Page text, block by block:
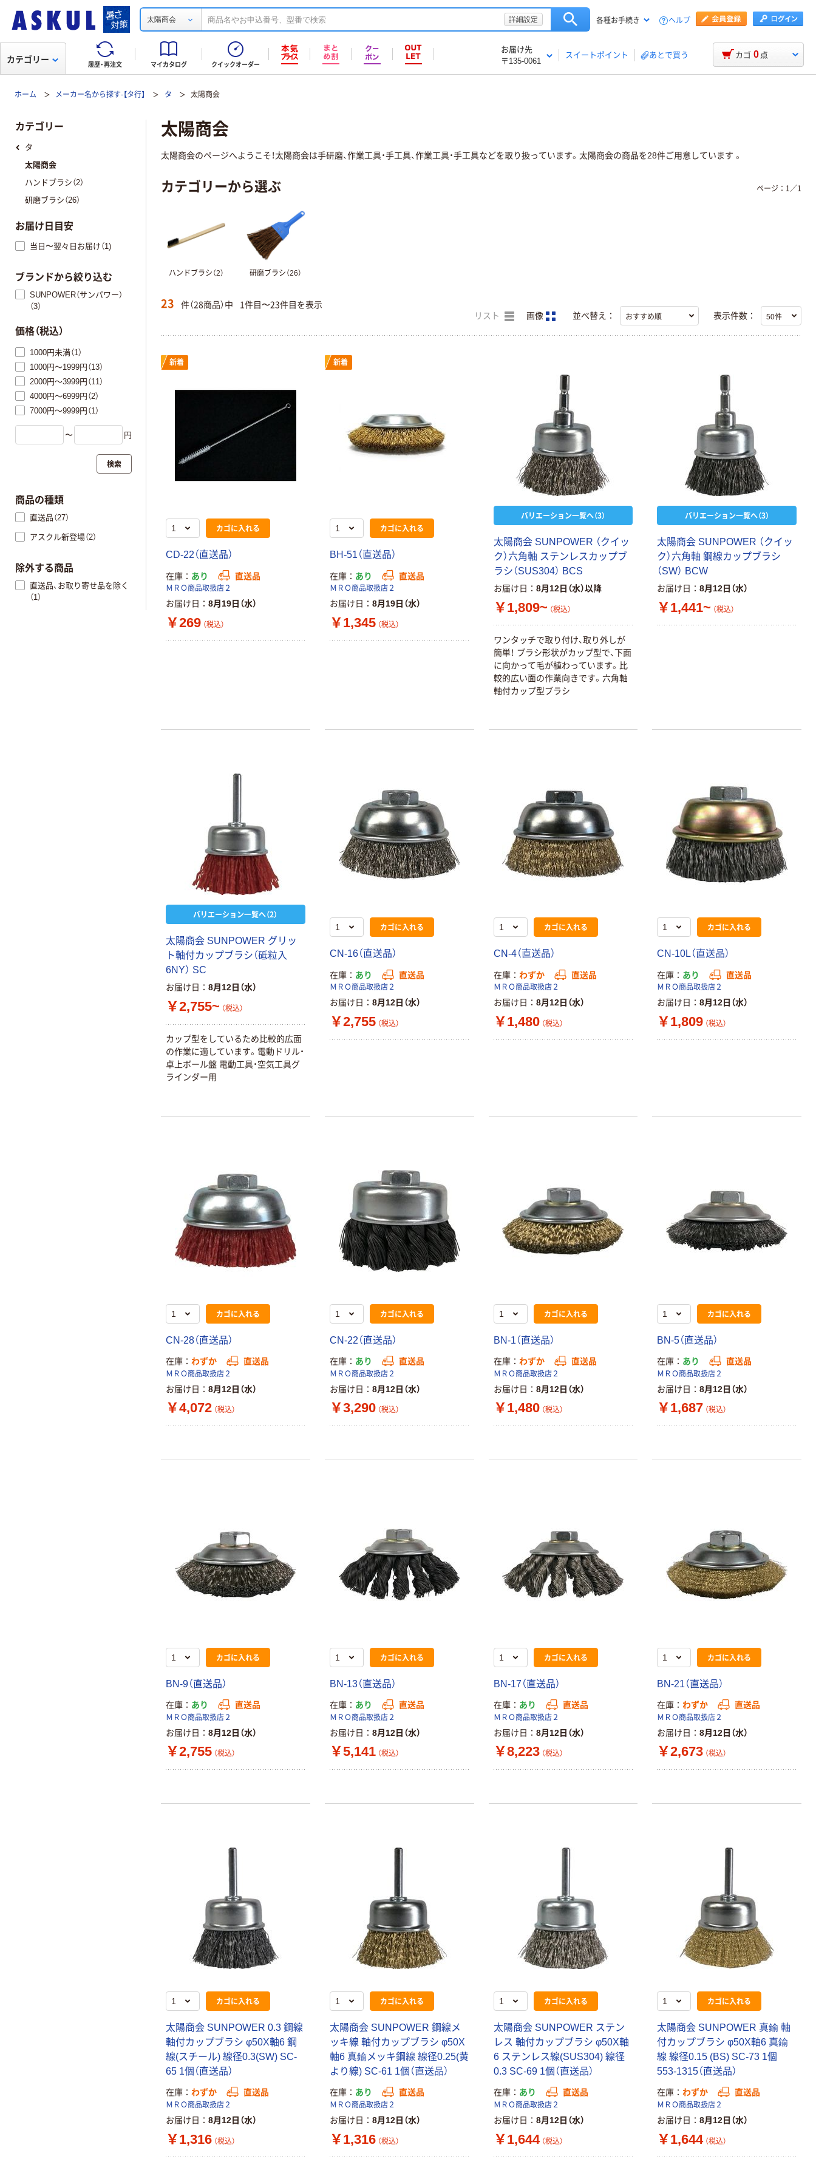
太陽商会 詳細設定 各種お手続き ヘルプ
履歴・再注文 マイカタログ クイックオーダー
お届け先
〒135-0061
スイートポイント あとで買う
カテゴリー カゴ 0 点
ホーム メーカー名から探す-【タ行】 タ 太陽商会
太陽商会
太陽商会のページへようこそ！太陽商会は手研磨、作業工具・手工具、作業工具・手工具などを取り扱っています。太陽商会の商品を28件ご用意しています 。
カテゴリーから選ぶ
ハンドブラシ（2） 研磨ブラシ（26）
ページ： 1 ／1
23 件（28商品）中 1件目〜23件目を表示
リスト 画像 並べ替え： 表示件数：
新着
カゴに入れる
CD-22（直送品）
在庫 あり 直送品
ＭＲＯ商品取扱店２
お届け日 8月19日（水）
￥269 （税込）
新着
カゴに入れる
BH-51（直送品）
在庫 あり 直送品
ＭＲＯ商品取扱店２
お届け日 8月19日（水）
￥1,345 （税込）
バリエーション一覧へ（3）
太陽商会 SUNPOWER （クイッ
ク）六角軸 ステンレスカップブ
ラシ（SUS304） BCS
お届け日 8月12日（水）以降
￥1,809~ （税込）
ワンタッチで取り付け、取り外しが
簡単！ ブラシ形状がカップ型で、下面
に向かって毛が植わっています。比
較的広い面の作業向きです。六角軸
軸付カップ型ブラシ
バリエーション一覧へ（3）
太陽商会 SUNPOWER （クイッ
ク）六角軸 鋼線カップブラシ
（SW） BCW
お届け日 8月12日（水）
￥1,441~ （税込）
バリエーション一覧へ（2）
太陽商会 SUNPOWER グリッ
ト軸付カップブラシ（砥粒入
6NY） SC
お届け日 8月12日（水）
￥2,755~ （税込）
カップ型をしているため比較的広面
の作業に適しています。電動ドリル・
卓上ボール盤 電動工具・空気工具グ
ラインダー用
カゴに入れる
CN-16（直送品）
在庫 あり 直送品
ＭＲＯ商品取扱店２
お届け日 8月12日（水）
￥2,755 （税込）
カゴに入れる
CN-4（直送品）
在庫 わずか 直送品
ＭＲＯ商品取扱店２
お届け日 8月12日（水）
￥1,480 （税込）
カゴに入れる
CN-10L（直送品）
在庫 あり 直送品
ＭＲＯ商品取扱店２
お届け日 8月12日（水）
￥1,809 （税込）
カゴに入れる
CN-28（直送品）
在庫 わずか 直送品
ＭＲＯ商品取扱店２
お届け日 8月12日（水）
￥4,072 （税込）
カゴに入れる
CN-22（直送品）
在庫 あり 直送品
ＭＲＯ商品取扱店２
お届け日 8月12日（水）
￥3,290 （税込）
カゴに入れる
BN-1（直送品）
在庫 わずか 直送品
ＭＲＯ商品取扱店２
お届け日 8月12日（水）
￥1,480 （税込）
カゴに入れる
BN-5（直送品）
在庫 あり 直送品
ＭＲＯ商品取扱店２
お届け日 8月12日（水）
￥1,687 （税込）
カゴに入れる
BN-9（直送品）
在庫 あり 直送品
ＭＲＯ商品取扱店２
お届け日 8月12日（水）
￥2,755 （税込）
カゴに入れる
BN-13（直送品）
在庫 あり 直送品
ＭＲＯ商品取扱店２
お届け日 8月12日（水）
￥5,141 （税込）
カゴに入れる
BN-17（直送品）
在庫 あり 直送品
ＭＲＯ商品取扱店２
お届け日 8月12日（水）
￥8,223 （税込）
カゴに入れる
BN-21（直送品）
在庫 わずか 直送品
ＭＲＯ商品取扱店２
お届け日 8月12日（水）
￥2,673 （税込）
カゴに入れる
太陽商会 SUNPOWER 0.3 鋼線
軸付カップブラシ φ50X軸6 鋼
線(スチール) 線径0.3(SW) SC-
65 1個（直送品）
在庫 わずか 直送品
ＭＲＯ商品取扱店２
お届け日 8月12日（水）
￥1,316 （税込）
カゴに入れる
太陽商会 SUNPOWER 鋼線メ
ッキ線 軸付カップブラシ φ50X
軸6 真鍮メッキ鋼線 線径0.25(黄
より線) SC-61 1個（直送品）
在庫 あり 直送品
ＭＲＯ商品取扱店２
お届け日 8月12日（水）
￥1,316 （税込）
カゴに入れる
太陽商会 SUNPOWER ステン
レス 軸付カップブラシ φ50X軸
6 ステンレス線(SUS304) 線径
0.3 SC-69 1個（直送品）
在庫 あり 直送品
ＭＲＯ商品取扱店２
お届け日 8月12日（水）
￥1,644 （税込）
カゴに入れる
太陽商会 SUNPOWER 真鍮 軸
付カップブラシ φ50X軸6 真鍮
線 線径0.15 (BS) SC-73 1個
553-1315（直送品）
在庫 わずか 直送品
ＭＲＯ商品取扱店２
お届け日 8月12日（水）
￥1,644 （税込）
カテゴリー
タ
太陽商会
ハンドブラシ（2）
研磨ブラシ（26）
お届け日目安
当日〜翌々日お届け（1)
ブランドから絞り込む
SUNPOWER（サンパワー）
（3）
価格（税込）
1000円未満（1）
1000円～1999円（13）
2000円～3999円（11）
4000円～6999円（2）
7000円～9999円（1）
〜 円
検索
商品の種類
直送品（27）
アスクル新登場（2）
除外する商品
直送品、お取り寄せ品を除く
（1）